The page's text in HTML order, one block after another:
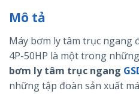
Mô tả
Máy bơm ly tâm trục ngang
4P-50HP là một trong
bơm ly tâm trục ngang
những tập đoàn sản xuất